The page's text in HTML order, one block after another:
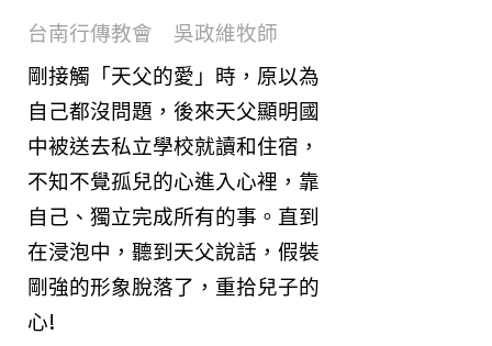
台南行傳教會 吳政維牧師
剛接觸「天父的愛」時，原以為
自己都沒問題，後來天父顯明國
中被送去私立學校就讀和住宿，
不知不覺孤兒的心進入心裡，靠
自己、獨立完成所有的事。直到
在浸泡中，聽到天父說話，假裝
剛強的形象脫落了，重拾兒子的
心!